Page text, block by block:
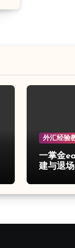
外汇经验
一掌金
建与退场